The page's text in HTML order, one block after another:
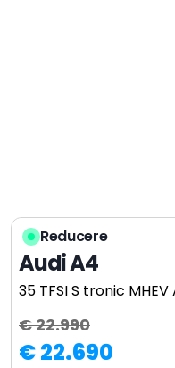
Reducere
Audi A4
35 TFSI S tronic
€ 22.990
€ 22.690